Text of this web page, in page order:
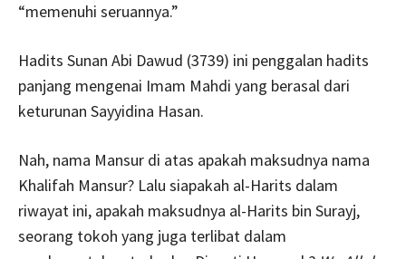
“memenuhi seruannya.”
Hadits Sunan Abi Dawud (3739) ini penggalan hadits
panjang mengenai Imam Mahdi yang berasal dari
keturunan Sayyidina Hasan.
Nah, nama Mansur di atas apakah maksudnya nama
Khalifah Mansur? Lalu siapakah al-Harits dalam
riwayat ini, apakah maksudnya al-Harits bin Surayj,
seorang tokoh yang juga terlibat dalam